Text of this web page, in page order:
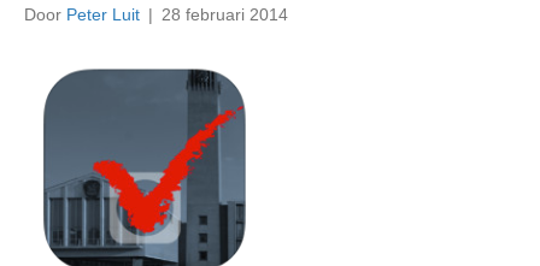
Door Peter Luit | 28 februari 2014